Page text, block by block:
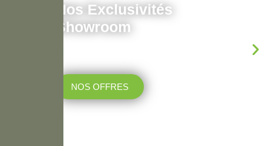
Nos Exclusivités
Showroom
NOS OFFRES